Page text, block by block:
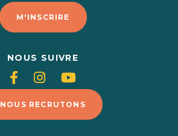
M'INSCRIRE
NOUS SUIVRE
Suivez-
nous
sur
Suivez-
nous
sur
Suivez-
nous
sur
NOUS RECRUTONS